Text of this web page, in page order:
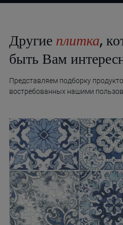
Другие плитка,
быть Вам
Представляем подборку
востребованных нашими